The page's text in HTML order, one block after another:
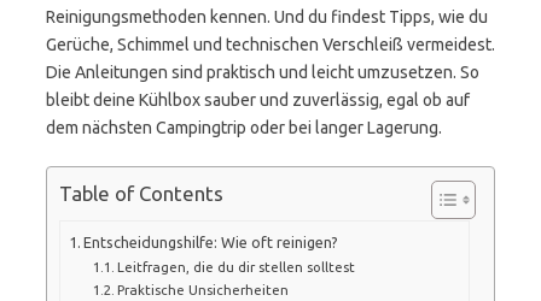
Reinigungsmethoden kennen. Und du findest Tipps, wie du
Gerüche, Schimmel und technischen Verschleiß vermeidest.
Die Anleitungen sind praktisch und leicht umzusetzen. So
bleibt deine Kühlbox sauber und zuverlässig, egal ob auf
dem nächsten Campingtrip oder bei langer Lagerung.
Table of Contents
Entscheidungshilfe: Wie oft reinigen?
Leitfragen, die du dir stellen solltest
Praktische Unsicherheiten